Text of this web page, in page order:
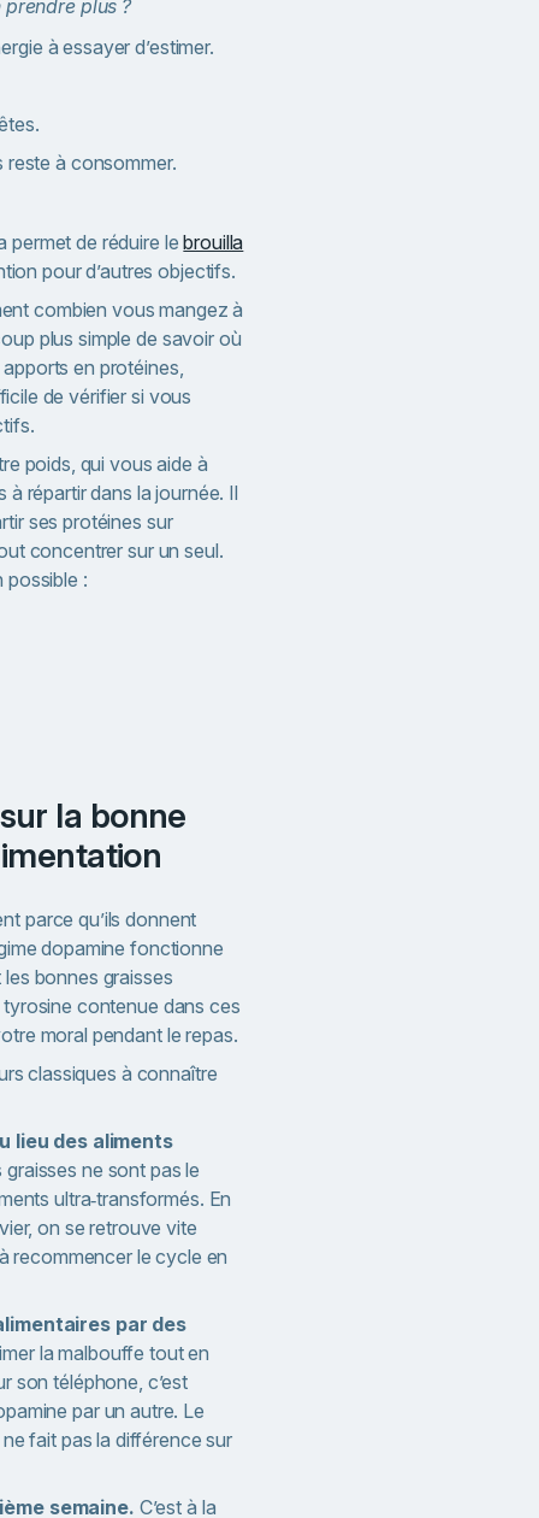
prendre plus ?
à essayer d’estimer.
reste à consommer.
permet de réduire lebrouilla
pour d’autres objectifs.
combien vous mangez à
plus simple de savoir où
en protéines,
de vérifier si vous
poids, qui vous aide à
à répartir dans la journée. Il
ses protéines sur
concentrer sur un seul.
possible :
parce qu’ils donnent
dopamine fonctionne
bonnes graisses
contenue dans ces
moral pendant le repas.
classiques à connaître
lieu des aliments
ne sont pas le
ultra‑transformés. En
on se retrouve vite
recommencer le cycle en
par des
la malbouffe tout en
son téléphone, c’est
par un autre. Le
fait pas la différence sur
semaine. C’est à la